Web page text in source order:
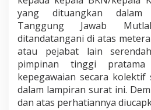
yang dituangkan dalam
Tanggung Jawab
ditandatangani di atas
atau pejabat lain
pimpinan tinggi pratama
kepegawaian secara kolektif
dalam lampiran surat ini.
dan atas perhatiannya